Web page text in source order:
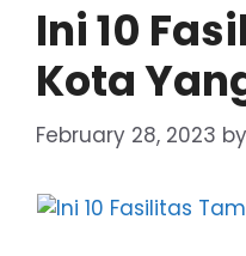
Ini 10
Kota
February 28, 2023 by